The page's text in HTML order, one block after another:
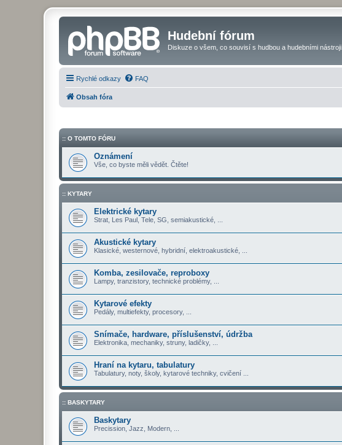
Hudební fórum
Diskuze o všem, co souvisí s hudbou a hudebními nástroji.
Rychlé odkazy FAQ
Obsah fóra
:: O TOMTO FÓRU
Oznámení
Vše, co byste měli vědět. Čtěte!
:: KYTARY
Elektrické kytary
Strat, Les Paul, Tele, SG, semiakustické, ...
Akustické kytary
Klasické, westernové, hybridní, elektroakustické, ...
Komba, zesilovače, reproboxy
Lampy, tranzistory, technické problémy, ...
Kytarové efekty
Pedály, multiefekty, procesory, ...
Snímače, hardware, příslušenství, údržba
Elektronika, mechaniky, struny, ladičky, ...
Hraní na kytaru, tabulatury
Tabulatury, noty, školy, kytarové techniky, cvičení ...
:: BASKYTARY
Baskytary
Precission, Jazz, Modern, ...